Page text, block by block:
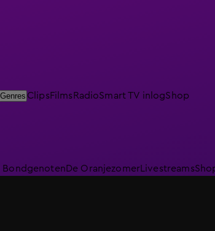
Genres ClipsFilmsRadioSmart TV inlogShop
BondgenotenDe Oranjezomer Livestreams